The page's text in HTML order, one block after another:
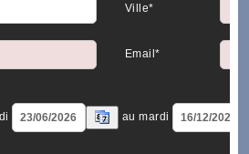
Ville*
Email*
au mardi